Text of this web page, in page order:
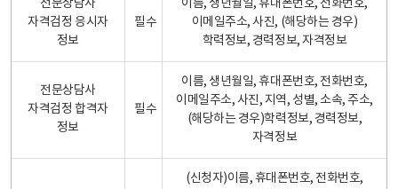
전문상담사
자격검정 응시자
정보
필수
이름, 생년월일, 휴대폰번호, 전화번호,
이메일주소, 사진, (해당하는 경우)
학력정보, 경력정보, 자격정보
전문상담사
자격검정 합격자
정보
필수
이름, 생년월일, 휴대폰번호, 전화번호,
이메일주소, 사진, 지역, 성별, 소속, 주소,
(해당하는 경우)학력정보, 경력정보,
자격정보
(신청자)이름, 휴대폰번호, 전화번호,